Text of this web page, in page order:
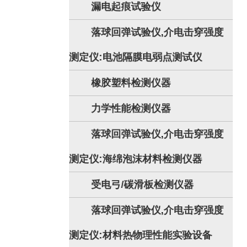
漏电起痕试验仪
落球回弹试验仪,介电击穿强度
测定仪:电池隔膜电弱点测试仪
橡胶塑料检测仪器
力学性能检测仪器
落球回弹试验仪,介电击穿强度
测定仪:海绵泡沫材料检测仪器
受电弓/碳滑板检测仪器
落球回弹试验仪,介电击穿强度
测定仪:材料热物理性能实验设备